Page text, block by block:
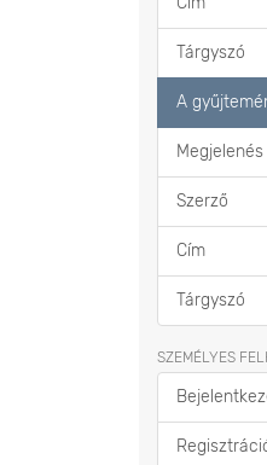
Tárgyszó
A
Szerző
Cím
Tárgyszó
SZEMÉLYES